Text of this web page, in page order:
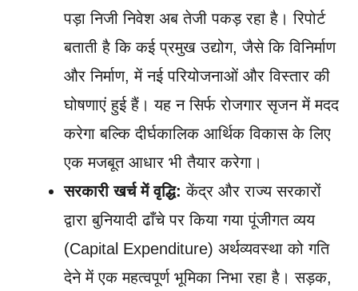
पड़ा निजी निवेश अब तेजी पकड़ रहा है। रिपोर्ट
बताती है कि कई प्रमुख उद्योग, जैसे कि विनिर्माण
और निर्माण, में नई परियोजनाओं और विस्तार की
घोषणाएं हुई हैं। यह न सिर्फ रोजगार सृजन में मदद
करेगा बल्कि दीर्घकालिक आर्थिक विकास के लिए
एक मजबूत आधार भी तैयार करेगा।
सरकारी खर्च में वृद्धि: केंद्र और राज्य सरकारों
द्वारा बुनियादी ढाँचे पर किया गया पूंजीगत व्यय
(Capital Expenditure) अर्थव्यवस्था को गति
देने में एक महत्वपूर्ण भूमिका निभा रहा है। सड़क,